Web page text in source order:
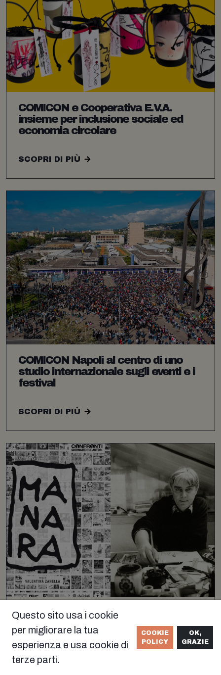
COMICON e Cooperativa E.V.A.
insieme per inclusione sociale ed
economia circolare
SCOPRI DI PIÙ
COMICON Napoli al centro di uno
studio internazionale sugli eventi e i
festival
SCOPRI DI PIÙ
Manara, il documentario dedicato a
Milo Manara debutta alla Mostra del
Cinema di Venezia
SCOPRI DI PIÙ
Questo sito usa i cookie
per migliorare la tua
esperienza e usa cookie di
terze parti.
COOKIE
POLICY
OK,
GRAZIE